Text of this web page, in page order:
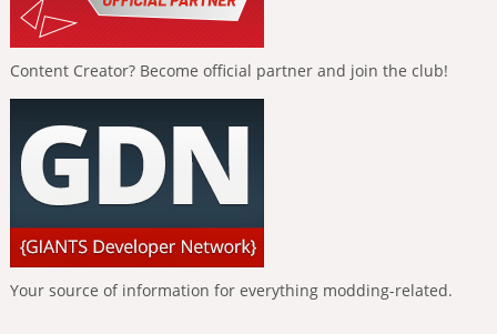
Content Creator? Become official partner and join the club!
Your source of information for everything modding-related.